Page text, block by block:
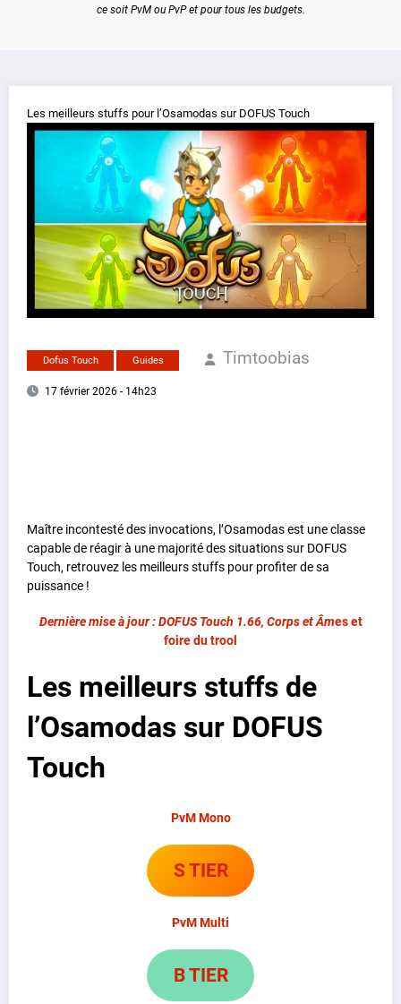
ce soit PvM ou PvP et pour tous les budgets.
Les meilleurs stuffs pour l’Osamodas sur DOFUS Touch
Dofus Touch Guides Timtoobias
17 février 2026 - 14h23
Maître incontesté des invocations, l’Osamodas est une classe
capable de réagir à une majorité des situations sur DOFUS
Touch, retrouvez les meilleurs stuffs pour profiter de sa
puissance !
Dernière mise à jour : DOFUS Touch 1.66, Corps et Âmes et
foire du trool
Les meilleurs stuffs de
l’Osamodas sur DOFUS
Touch
PvM Mono
S TIER
PvM Multi
B TIER